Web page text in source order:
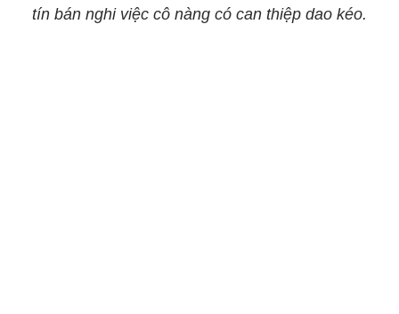
tín bán nghi việc cô nàng có can thiệp dao kéo.